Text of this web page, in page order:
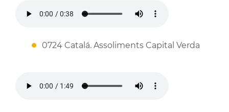
0724 Catalá. Assoliments Capital Verda